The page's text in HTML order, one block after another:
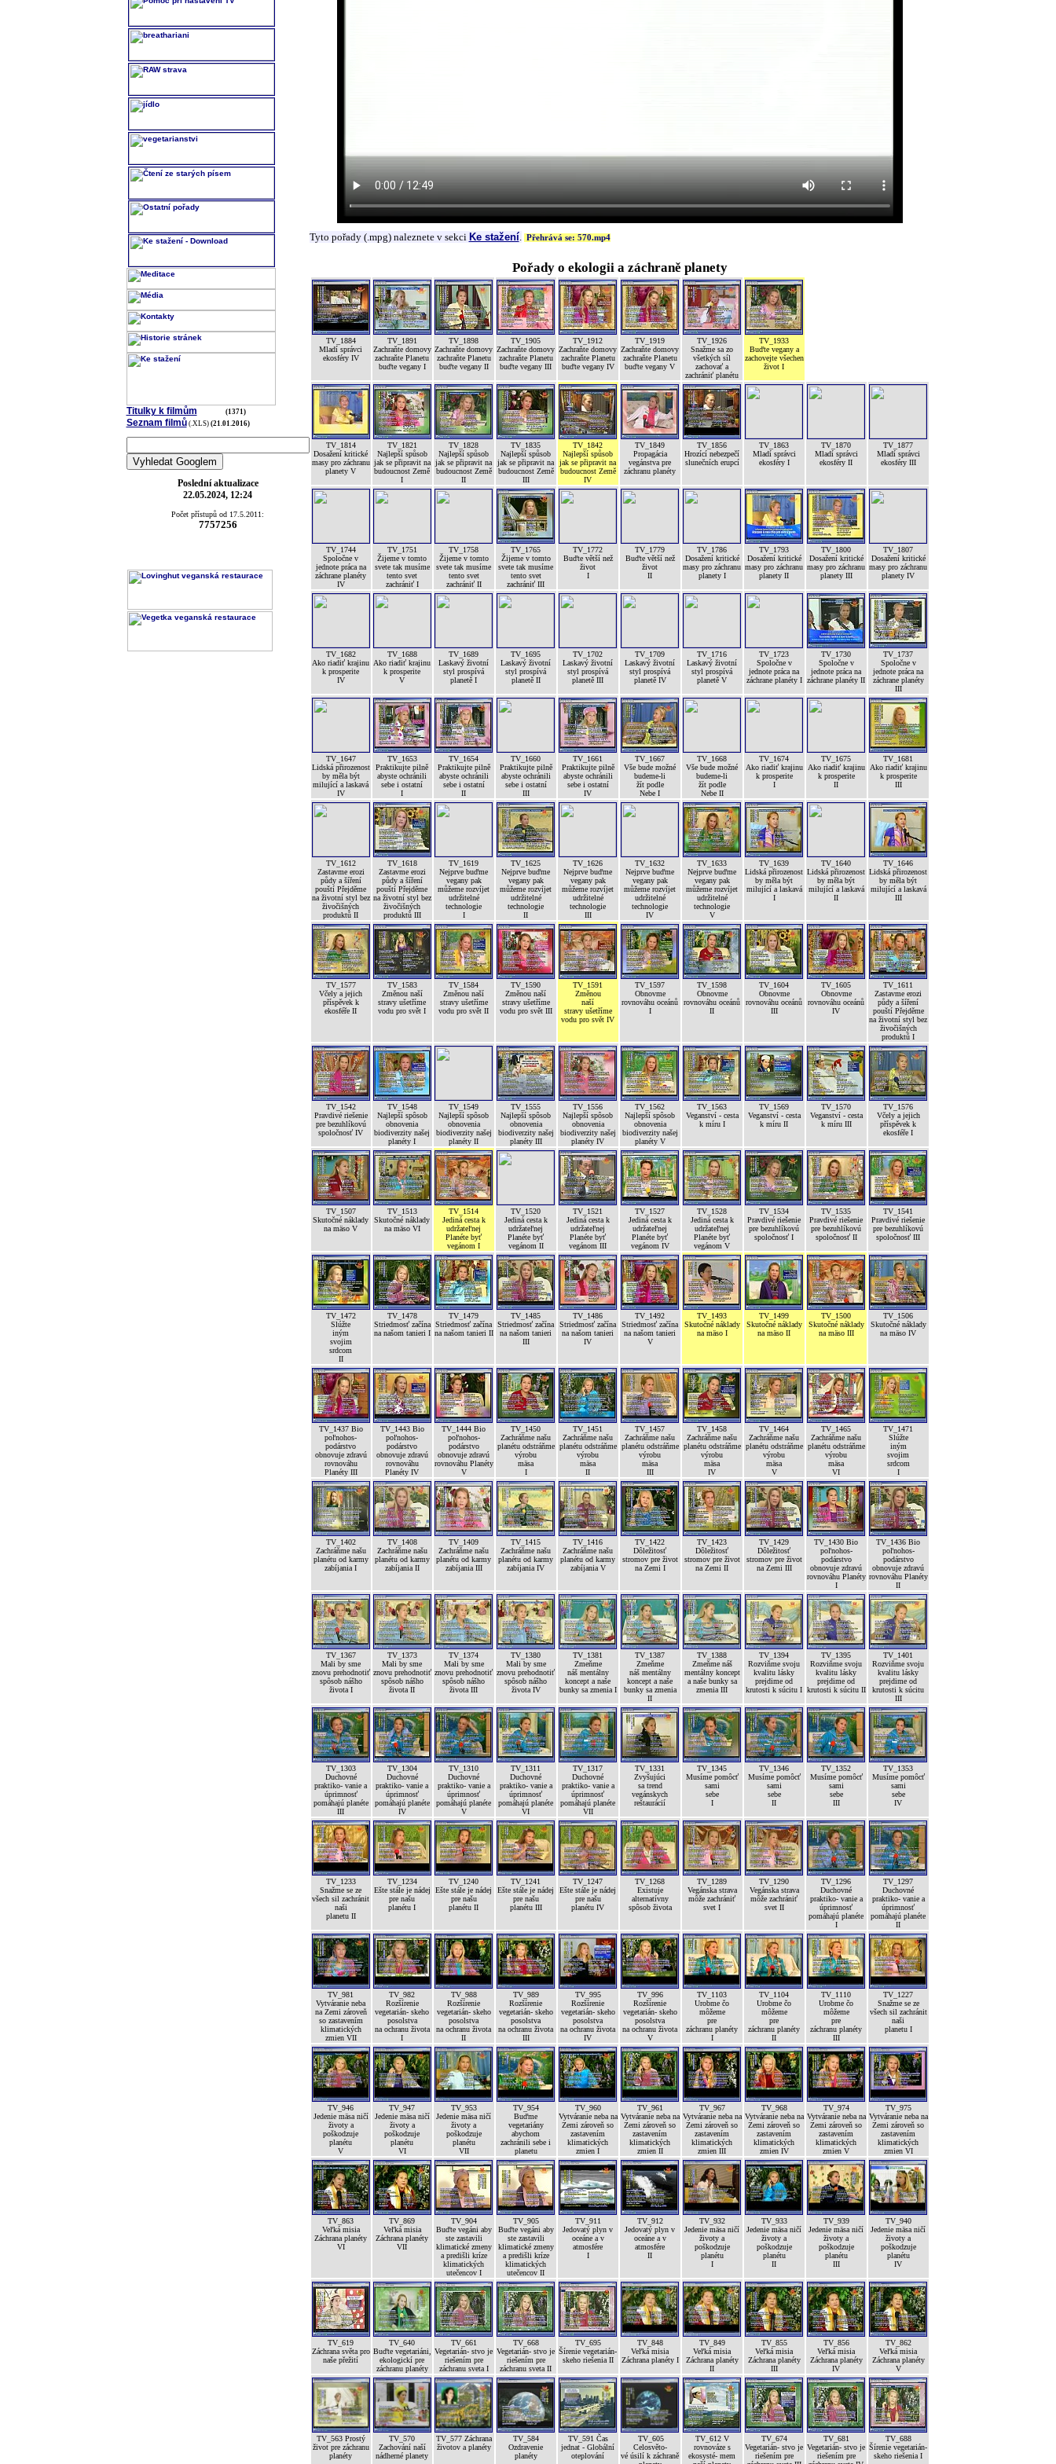
Titulky k filmům (1371)
Seznam filmů (.XLS) (21.01.2016)
Poslední aktualizace
22.05.2024, 12:24
Počet přístupů od 17.5.2011:
7757256
Tyto pořady (.mpg) naleznete v sekci Ke stažení. Přehrává se: 570.mp4
Pořady o ekologii a záchraně planety
TV_1884
Mladí správci
ekosféry IV
TV_1891
Zachraňte domovy
zachraňte Planetu
buďte vegany I
TV_1898
Zachraňte domovy
zachraňte Planetu
buďte vegany II
TV_1905
Zachraňte domovy
zachraňte Planetu
buďte vegany III
TV_1912
Zachraňte domovy
zachraňte Planetu
buďte vegany IV
TV_1919
Zachraňte domovy
zachraňte Planetu
buďte vegany V
TV_1926
Snažme sa zo
všetkých síl
zachovať a
zachrániť planétu
TV_1933
Buďte vegany a
zachovejte všechen
život I
TV_1814
Dosažení kritické
masy pro záchranu
planety V
TV_1821
Najlepší spůsob
jak se připravit na
budoucnost Země
I
TV_1828
Najlepší spůsob
jak se připravit na
budoucnost Země
II
TV_1835
Najlepší spůsob
jak se připravit na
budoucnost Země
III
TV_1842
Najlepší spůsob
jak se připravit na
budoucnost Země
IV
TV_1849
Propagácia
vegánstva pre
záchranu planéty
TV_1856
Hrozící nebezpečí
slunečních erupcí
TV_1863
Mladí správci
ekosféry I
TV_1870
Mladí správci
ekosféry II
TV_1877
Mladí správci
ekosféry III
TV_1744
Spoločne v
jednote práca na
záchrane planéty
IV
TV_1751
Žijeme v tomto
svete tak musíme
tento svet
zachrániť I
TV_1758
Žijeme v tomto
svete tak musíme
tento svet
zachrániť II
TV_1765
Žijeme v tomto
svete tak musíme
tento svet
zachrániť III
TV_1772
Buďte větší než
život
I
TV_1779
Buďte větší než
život
II
TV_1786
Dosažení kritické
masy pro záchranu
planety I
TV_1793
Dosažení kritické
masy pro záchranu
planety II
TV_1800
Dosažení kritické
masy pro záchranu
planety III
TV_1807
Dosažení kritické
masy pro záchranu
planety IV
TV_1682
Ako riadiť krajinu
k prosperite
IV
TV_1688
Ako riadiť krajinu
k prosperite
V
TV_1689
Laskavý životní
styl prospívá
planetě I
TV_1695
Laskavý životní
styl prospívá
planetě II
TV_1702
Laskavý životní
styl prospívá
planetě III
TV_1709
Laskavý životní
styl prospívá
planetě IV
TV_1716
Laskavý životní
styl prospívá
planetě V
TV_1723
Spoločne v
jednote práca na
záchrane planéty I
TV_1730
Spoločne v
jednote práca na
záchrane planéty II
TV_1737
Spoločne v
jednote práca na
záchrane planéty
III
TV_1647
Lidská přirozenost
by měla být
milující a laskavá
IV
TV_1653
Praktikujte pilně
abyste ochránili
sebe i ostatní
I
TV_1654
Praktikujte pilně
abyste ochránili
sebe i ostatní
II
TV_1660
Praktikujte pilně
abyste ochránili
sebe i ostatní
III
TV_1661
Praktikujte pilně
abyste ochránili
sebe i ostatní
IV
TV_1667
Vše bude možné
budeme-li
žít podle
Nebe I
TV_1668
Vše bude možné
budeme-li
žít podle
Nebe II
TV_1674
Ako riadiť krajinu
k prosperite
I
TV_1675
Ako riadiť krajinu
k prosperite
II
TV_1681
Ako riadiť krajinu
k prosperite
III
TV_1612
Zastavme erozi
půdy a šíření
pouští Přejděme
na životní styl bez
živočišných
produktů II
TV_1618
Zastavme erozi
půdy a šíření
pouští Přejděme
na životní styl bez
živočišných
produktů III
TV_1619
Nejprve buďme
vegany pak
můžeme rozvíjet
udržitelné
technologie
I
TV_1625
Nejprve buďme
vegany pak
můžeme rozvíjet
udržitelné
technologie
II
TV_1626
Nejprve buďme
vegany pak
můžeme rozvíjet
udržitelné
technologie
III
TV_1632
Nejprve buďme
vegany pak
můžeme rozvíjet
udržitelné
technologie
IV
TV_1633
Nejprve buďme
vegany pak
můžeme rozvíjet
udržitelné
technologie
V
TV_1639
Lidská přirozenost
by měla být
milující a laskavá
I
TV_1640
Lidská přirozenost
by měla být
milující a laskavá
II
TV_1646
Lidská přirozenost
by měla být
milující a laskavá
III
TV_1577
Včely a jejich
příspěvek k
ekosféře II
TV_1583
Změnou naší
stravy ušetříme
vodu pro svět I
TV_1584
Změnou naší
stravy ušetříme
vodu pro svět II
TV_1590
Změnou naší
stravy ušetříme
vodu pro svět III
TV_1591
Změnou
naší
stravy ušetříme
vodu pro svět IV
TV_1597
Obnovme
rovnováhu oceánů
I
TV_1598
Obnovme
rovnováhu oceánů
II
TV_1604
Obnovme
rovnováhu oceánů
III
TV_1605
Obnovme
rovnováhu oceánů
IV
TV_1611
Zastavme erozi
půdy a šíření
pouští Přejděme
na životní styl bez
živočišných
produktů I
TV_1542
Pravdivé riešenie
pre bezuhlíkovú
spoločnosť IV
TV_1548
Najlepší spôsob
obnovenia
biodiverzity našej
planéty I
TV_1549
Najlepší spôsob
obnovenia
biodiverzity našej
planéty II
TV_1555
Najlepší spôsob
obnovenia
biodiverzity našej
planéty III
TV_1556
Najlepší spôsob
obnovenia
biodiverzity našej
planéty IV
TV_1562
Najlepší spôsob
obnovenia
biodiverzity našej
planéty V
TV_1563
Veganství - cesta
k míru I
TV_1569
Veganství - cesta
k míru II
TV_1570
Veganství - cesta
k míru III
TV_1576
Včely a jejich
příspěvek k
ekosféře I
TV_1507
Skutočné náklady
na mäso V
TV_1513
Skutočné náklady
na mäso VI
TV_1514
Jediná cesta k
udržateľnej
Planéte byť
vegánom I
TV_1520
Jediná cesta k
udržateľnej
Planéte byť
vegánom II
TV_1521
Jediná cesta k
udržateľnej
Planéte byť
vegánom III
TV_1527
Jediná cesta k
udržateľnej
Planéte byť
vegánom IV
TV_1528
Jediná cesta k
udržateľnej
Planéte byť
vegánom V
TV_1534
Pravdivé riešenie
pre bezuhlíkovú
spoločnosť I
TV_1535
Pravdivé riešenie
pre bezuhlíkovú
spoločnosť II
TV_1541
Pravdivé riešenie
pre bezuhlíkovú
spoločnosť III
TV_1472
Slúžte
iným
svojim
srdcom
II
TV_1478
Striedmosť začína
na našom tanieri I
TV_1479
Striedmosť začína
na našom tanieri II
TV_1485
Striedmosť začína
na našom tanieri
III
TV_1486
Striedmosť začína
na našom tanieri
IV
TV_1492
Striedmosť začína
na našom tanieri
V
TV_1493
Skutočné náklady
na mäso I
TV_1499
Skutočné náklady
na mäso II
TV_1500
Skutočné náklady
na mäso III
TV_1506
Skutočné náklady
na mäso IV
TV_1437 Bio
poľnohos-
podárstvo
obnovuje zdravú
rovnováhu
Planéty III
TV_1443 Bio
poľnohos-
podárstvo
obnovuje zdravú
rovnováhu
Planéty IV
TV_1444 Bio
poľnohos-
podárstvo
obnovuje zdravú
rovnováhu Planéty
V
TV_1450
Zachráňme našu
planétu odstráňme
výrobu
mäsa
I
TV_1451
Zachráňme našu
planétu odstráňme
výrobu
mäsa
II
TV_1457
Zachráňme našu
planétu odstráňme
výrobu
mäsa
III
TV_1458
Zachráňme našu
planétu odstráňme
výrobu
mäsa
IV
TV_1464
Zachráňme našu
planétu odstráňme
výrobu
mäsa
V
TV_1465
Zachráňme našu
planétu odstráňme
výrobu
mäsa
VI
TV_1471
Slúžte
iným
svojim
srdcom
I
TV_1402
Zachráňme našu
planétu od karmy
zabíjania I
TV_1408
Zachráňme našu
planétu od karmy
zabíjania II
TV_1409
Zachráňme našu
planétu od karmy
zabíjania III
TV_1415
Zachráňme našu
planétu od karmy
zabíjania IV
TV_1416
Zachráňme našu
planétu od karmy
zabíjania V
TV_1422
Dôležitosť
stromov pre život
na Zemi I
TV_1423
Dôležitosť
stromov pre život
na Zemi II
TV_1429
Dôležitosť
stromov pre život
na Zemi III
TV_1430 Bio
poľnohos-
podárstvo
obnovuje zdravú
rovnováhu Planéty
I
TV_1436 Bio
poľnohos-
podárstvo
obnovuje zdravú
rovnováhu Planéty
II
TV_1367
Mali by sme
znovu prehodnotiť
spôsob nášho
života I
TV_1373
Mali by sme
znovu prehodnotiť
spôsob nášho
života II
TV_1374
Mali by sme
znovu prehodnotiť
spôsob nášho
života III
TV_1380
Mali by sme
znovu prehodnotiť
spôsob nášho
života IV
TV_1381
Zmeňme
náš mentálny
koncept a naše
bunky sa zmenia I
TV_1387
Zmeňme
náš mentálny
koncept a naše
bunky sa zmenia
II
TV_1388
Zmeňme náš
mentálny koncept
a naše bunky sa
zmenia III
TV_1394
Rozviňme svoju
kvalitu lásky
prejdime od
krutosti k súcitu I
TV_1395
Rozviňme svoju
kvalitu lásky
prejdime od
krutosti k súcitu II
TV_1401
Rozviňme svoju
kvalitu lásky
prejdime od
krutosti k súcitu
III
TV_1303
Duchovné
praktiko- vanie a
úprimnosť
pomáhajú planéte
III
TV_1304
Duchovné
praktiko- vanie a
úprimnosť
pomáhajú planéte
IV
TV_1310
Duchovné
praktiko- vanie a
úprimnosť
pomáhajú planéte
V
TV_1311
Duchovné
praktiko- vanie a
úprimnosť
pomáhajú planéte
VI
TV_1317
Duchovné
praktiko- vanie a
úprimnosť
pomáhajú planéte
VII
TV_1331
Zvyšujúci
sa trend
vegánskych
reštaurácií
TV_1345
Musíme pomôcť
sami
sebe
I
TV_1346
Musíme pomôcť
sami
sebe
II
TV_1352
Musíme pomôcť
sami
sebe
III
TV_1353
Musíme pomôcť
sami
sebe
IV
TV_1233
Snažme se ze
všech sil zachránit
naši
planetu II
TV_1234
Ešte stále je nádej
pre našu
planétu I
TV_1240
Ešte stále je nádej
pre našu
planétu II
TV_1241
Ešte stále je nádej
pre našu
planétu III
TV_1247
Ešte stále je nádej
pre našu
planétu IV
TV_1268
Existuje
alternatívny
spôsob života
TV_1289
Vegánska strava
môže zachrániť
svet I
TV_1290
Vegánska strava
môže zachrániť
svet II
TV_1296
Duchovné
praktiko- vanie a
úprimnosť
pomáhajú planéte
I
TV_1297
Duchovné
praktiko- vanie a
úprimnosť
pomáhajú planéte
II
TV_981
Vytváranie neba
na Zemi zároveň
so zastavením
klimatických
zmien VII
TV_982
Rozšírenie
vegetarián- skeho
posolstva
na ochranu života
I
TV_988
Rozšírenie
vegetarián- skeho
posolstva
na ochranu života
II
TV_989
Rozšírenie
vegetarián- skeho
posolstva
na ochranu života
III
TV_995
Rozšírenie
vegetarián- skeho
posolstva
na ochranu života
IV
TV_996
Rozšírenie
vegetarián- skeho
posolstva
na ochranu života
V
TV_1103
Urobme čo
môžeme
pre
záchranu planéty
I
TV_1104
Urobme čo
môžeme
pre
záchranu planéty
II
TV_1110
Urobme čo
môžeme
pre
záchranu planéty
III
TV_1227
Snažme se ze
všech sil zachránit
naši
planetu I
TV_946
Jedenie mäsa ničí
životy a
poškodzuje
planétu
V
TV_947
Jedenie mäsa ničí
životy a
poškodzuje
planétu
VI
TV_953
Jedenie mäsa ničí
životy a
poškodzuje
planétu
VII
TV_954
Buďme
vegetariány
abychom
zachránili sebe i
planetu
TV_960
Vytváranie neba na
Zemi zároveň so
zastavením
klimatických
zmien I
TV_961
Vytváranie neba na
Zemi zároveň so
zastavením
klimatických
zmien II
TV_967
Vytváranie neba na
Zemi zároveň so
zastavením
klimatických
zmien III
TV_968
Vytváranie neba na
Zemi zároveň so
zastavením
klimatických
zmien IV
TV_974
Vytváranie neba na
Zemi zároveň so
zastavením
klimatických
zmien V
TV_975
Vytváranie neba na
Zemi zároveň so
zastavením
klimatických
zmien VI
TV_863
Veľká misia
Záchrana planéty
VI
TV_869
Veľká misia
Záchrana planéty
VII
TV_904
Buďte vegáni aby
ste zastavili
klimatické zmeny
a predišli kríze
klimatických
utečencov I
TV_905
Buďte vegáni aby
ste zastavili
klimatické zmeny
a predišli kríze
klimatických
utečencov II
TV_911
Jedovatý plyn v
oceáne a v
atmosfére
I
TV_912
Jedovatý plyn v
oceáne a v
atmosfére
II
TV_932
Jedenie mäsa ničí
životy a
poškodzuje
planétu
I
TV_933
Jedenie mäsa ničí
životy a
poškodzuje
planétu
II
TV_939
Jedenie mäsa ničí
životy a
poškodzuje
planétu
III
TV_940
Jedenie mäsa ničí
životy a
poškodzuje
planétu
IV
TV_619
Záchrana světa pro
naše přežití
TV_640
Buďte vegetariáni,
ekologickí pre
záchranu planéty
TV_661
Vegetarián- stvo je
riešením pre
záchranu sveta I
TV_668
Vegetarián- stvo je
riešením pre
záchranu sveta II
TV_695
Šírenie vegetarián-
skeho riešenia II
TV_848
Veľká misia
Záchrana planéty I
TV_849
Veľká misia
Záchrana planéty
II
TV_855
Veľká misia
Záchrana planéty
III
TV_856
Veľká misia
Záchrana planéty
IV
TV_862
Veľká misia
Záchrana planéty
V
TV_563 Prostý
život pre záchranu
planéty
TV_570
Zachování naší
nádherné planety
TV_577 Záchrana
životov a planéty
TV_584
Ozdravenie
planéty
TV_591 Čas
jednat - Globální
oteplování
TV_605
Celosvěto-
vé úsilí k záchraně
TV_612 V
rovnováze s
ekosysté- mem
TV_674
Vegetarián- stvo je
riešením pre
TV_681
Vegetarián- stvo je
riešením pre
TV_688
Šírenie vegetarián-
skeho riešenia I